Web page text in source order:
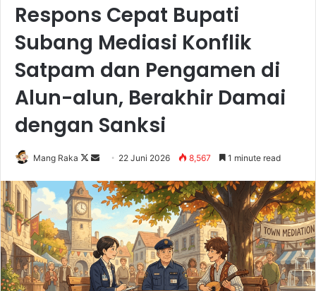
Respons Cepat Bupati
Subang Mediasi Konflik
Satpam dan Pengamen di
Alun-alun, Berakhir Damai
dengan Sanksi
Mang Raka
Follow
X
Send
email
22 Juni 2026 8,567 1 minute read